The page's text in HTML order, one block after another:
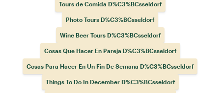
Tours de Comida D%C3%BCsseldorf
Photo Tours D%C3%BCsseldorf
Wine Beer Tours D%C3%BCsseldorf
Cosas Que Hacer En Pareja D%C3%BCsseldorf
Cosas Para Hacer En Un Fin De Semana D%C3%BCsseldorf
Things To Do In December D%C3%BCsseldorf